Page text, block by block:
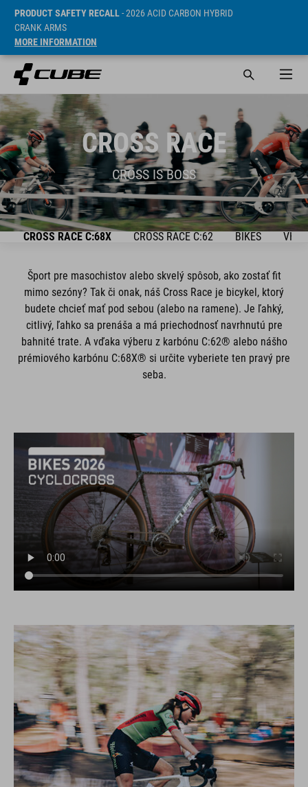
PRODUCT SAFETY RECALL- 2026 ACID CARBON HYBRID
CRANK ARMS
MORE INFORMATION
CROSS RACE
CROSS IS BOSS
CROSS RACE C:68X CROSS RACE C:62 BIKES
Šport pre masochistov alebo skvelý spôsob, ako zostať fit
mimo sezóny? Tak či onak, náš Cross Race je bicykel, ktorý
budete chcieť mať pod sebou (alebo na ramene). Je ľahký,
citlivý, ľahko sa prenáša a má priechodnosť navrhnutú pre
bahnité trate. A vďaka výberu z karbónu C:62® alebo nášho
prémiového karbónu C:68X® si určite vyberiete ten pravý pre
seba.